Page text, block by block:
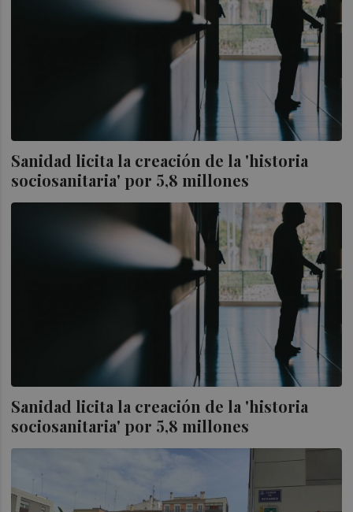
Sanidad licita la creación de la 'historia
sociosanitaria' por 5,8 millones
Sanidad licita la creación de la 'historia
sociosanitaria' por 5,8 millones